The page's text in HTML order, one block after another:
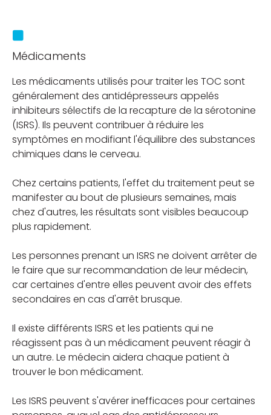
Médicaments
Les médicaments utilisés pour traiter les TOC sont
généralement des antidépresseurs appelés
inhibiteurs sélectifs de la recapture de la sérotonine
(ISRS). Ils peuvent contribuer à réduire les
symptômes en modifiant l'équilibre des substances
chimiques dans le cerveau.
Chez certains patients, l'effet du traitement peut se
manifester au bout de plusieurs semaines, mais
chez d'autres, les résultats sont visibles beaucoup
plus rapidement.
Les personnes prenant un ISRS ne doivent arrêter de
le faire que sur recommandation de leur médecin,
car certaines d'entre elles peuvent avoir des effets
secondaires en cas d'arrêt brusque.
Il existe différents ISRS et les patients qui ne
réagissent pas à un médicament peuvent réagir à
un autre. Le médecin aidera chaque patient à
trouver le bon médicament.
Les ISRS peuvent s'avérer inefficaces pour certaines